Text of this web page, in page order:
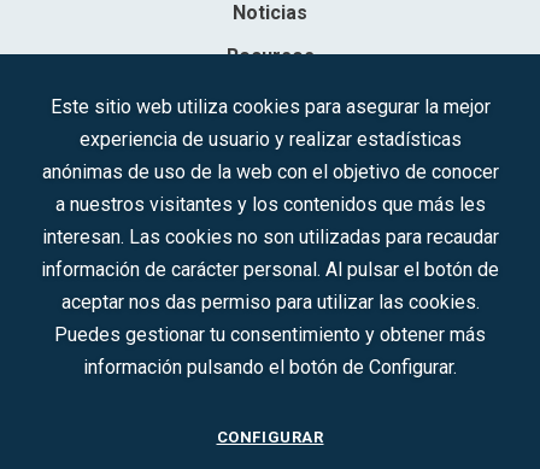
Noticias
Recursos
Contacto
Sociedad Mercantil Estatal para la Gestión de la Innovación y las
Síguenos en redes sociales:
CONTACTO
Este sitio web utiliza cookies para asegurar la mejor
experiencia de usuario y realizar estadísticas
anónimas de uso de la web con el objetivo de conocer
a nuestros visitantes y los contenidos que más les
interesan. Las cookies no son utilizadas para recaudar
información de carácter personal. Al pulsar el botón de
aceptar nos das permiso para utilizar las cookies.
Puedes gestionar tu consentimiento y obtener más
información pulsando el botón de Configurar.
CONFIGURAR